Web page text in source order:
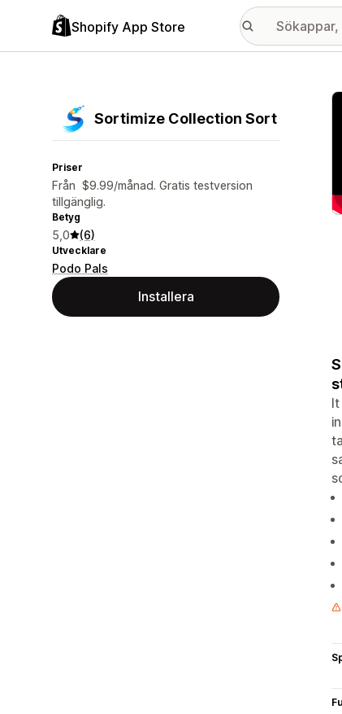
Shopify App Store
Sortimize Collection Sort
Priser
Från $9.99/månad. Gratis testversion
tillgänglig.
Betyg
5,0 (6)
Utvecklare
Podo Pals
Installera